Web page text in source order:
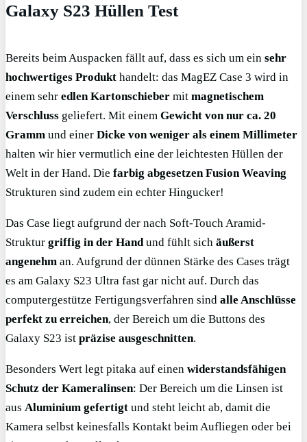
Galaxy S23 Hüllen Test
Bereits beim Auspacken fällt auf, dass es sich um ein sehr
hochwertiges Produkt handelt: das MagEZ Case 3 wird in
einem sehr edlen Kartonschieber mit magnetischem
Verschluss geliefert. Mit einem Gewicht von nur ca. 20
Gramm und einer Dicke von weniger als einem Millimeter
halten wir hier vermutlich eine der leichtesten Hüllen der
Welt in der Hand. Die farbig abgesetzen Fusion Weaving
Strukturen sind zudem ein echter Hingucker!
Das Case liegt aufgrund der nach Soft-Touch Aramid-
Struktur griffig in der Hand und fühlt sich äußerst
angenehm an. Aufgrund der dünnen Stärke des Cases trägt
es am Galaxy S23 Ultra fast gar nicht auf. Durch das
computergestütze Fertigungsverfahren sind alle Anschlüsse
perfekt zu erreichen, der Bereich um die Buttons des
Galaxy S23 ist präzise ausgeschnitten.
Besonders Wert legt pitaka auf einen widerstandsfähigen
Schutz der Kameralinsen: Der Bereich um die Linsen ist
aus Aluminium gefertigt und steht leicht ab, damit die
Kamera selbst keinesfalls Kontakt beim Aufliegen oder bei